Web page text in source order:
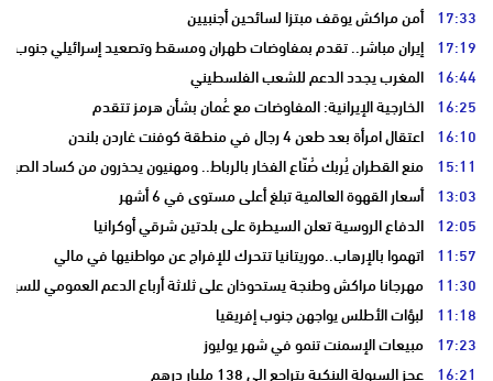
17:33 أمن مراكش يوقف مبتزا لسائحين أجنبيين
17:19 إيران مباشر.. تقدم بمفاوضات طهران ومسقط وتصعيد إسرائيلي جنوب
16:44 المغرب يجدد الدعم للشعب الفلسطيني
16:25 الخارجية الإيرانية: المفاوضات مع عُمان بشأن هرمز تتقدم
16:10 اعتقال امرأة بعد طعن 4 رجال في منطقة كوفنت غاردن بلندن
15:11 منع القطران يُربك صُنّاع الفخار بالرباط.. ومهنيون يحذرون من كساد
13:03 أسعار القهوة العالمية تبلغ أعلى مستوى في 6 أشهر
12:05 الدفاع الروسية تعلن السيطرة على بلدتين شرقي أوكرانيا
11:57 اتهموا بالإرهاب..موريتانيا تتحرك للإفراج عن مواطنيها في مالي
11:30 مهرجانا مراكش وطنجة يستحوذان على ثلاثة أرباع الدعم العمومي
11:18 لبؤات الأطلس يواجهن جنوب إفريقيا
17:23 مبيعات الإسمنت تنمو في شهر يوليوز
16:21 عجز السيولة البنكية يتراجع إلى 138 مليار درهم